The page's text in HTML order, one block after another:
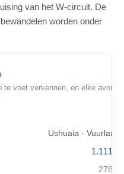
van het W-circuit. De
worden onder
voet verkennen, en elke avond
Ushuaia · Vuurland
1.111 €
278 €